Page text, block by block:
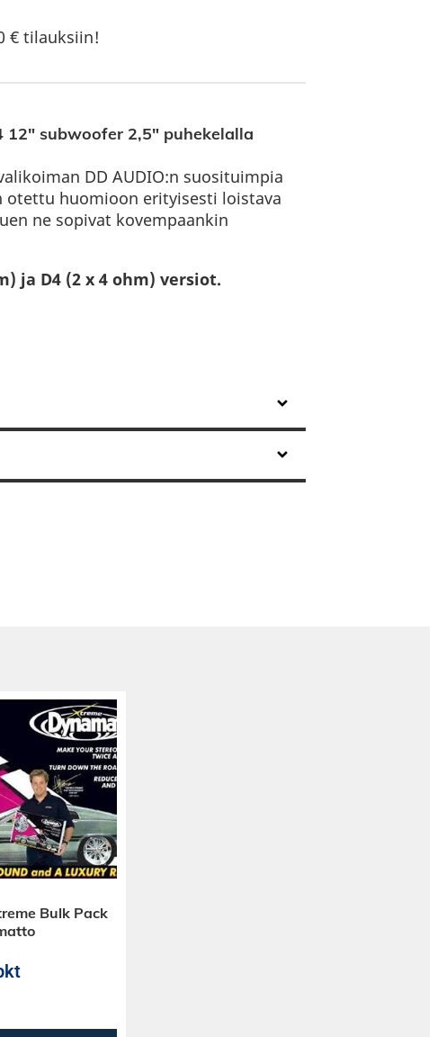
€ tilauksiin!
12″ subwoofer 2,5″ puhekelalla
DD AUDIO:n suosituimpia
otettu huomioon erityisesti loistava
ne sopivat kovempaankin
ja D4 (2 x 4 ohm) versiot.
Bulk Pack